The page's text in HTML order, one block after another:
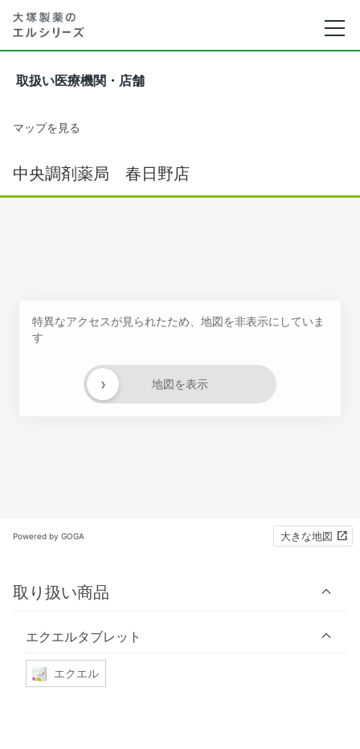
取扱い医療機関・店舗
マップを見る
中央調剤薬局 春日野店
特異なアクセスが見られたため、地図を非表示にしていま
す
地図を表示
›
Powered by GOGA 大きな地図
取り扱い商品
エクエルタブレット
エクエル